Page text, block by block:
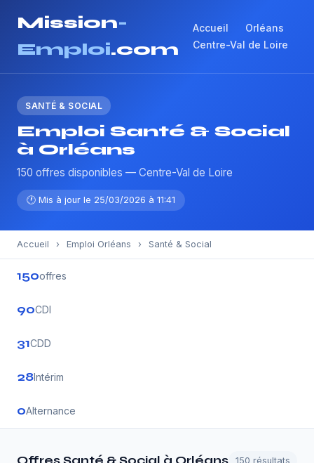
Mission-
Emploi.com
Accueil
Orléans
Centre-Val de Loire
SANTÉ & SOCIAL
Emploi Santé & Social
à Orléans
150 offres disponibles — Centre-Val de Loire
🕐 Mis à jour le 25/03/2026 à 11:41
Accueil › Emploi Orléans › Santé & Social
150offres
90CDI
31CDD
28Intérim
0Alternance
150 résultats